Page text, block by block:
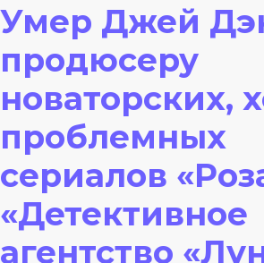
Умер Джей
продюсеру
новаторских,
проблемных
сериалов
«Детективное
агентство